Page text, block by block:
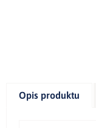
Opis produktu